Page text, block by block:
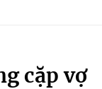
cặp vợ